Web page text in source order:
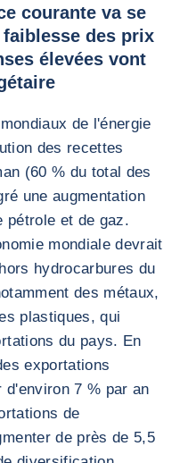
courante va se
des prix
élevées vont
de l'énergie
des recettes
(60 % du total des
une augmentation
pétrole et de gaz.
mondiale devrait
hydrocarbures du
des métaux,
plastiques, qui
du pays. En
exportations
d'environ 7 % par an
de
de près de 5,5